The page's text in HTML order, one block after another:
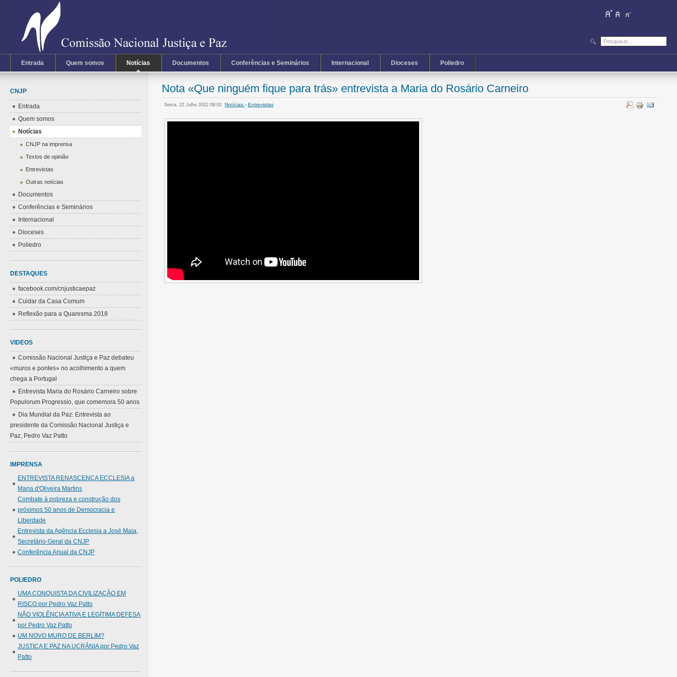
Entrada Quem somos Notícias Documentos Conferências e Seminários Internacional Dioceses Poliedro
Nota «Que ninguém fique para trás» entrevista a Maria do Rosário Carneiro
Sexta, 22 Julho 2022 09:02 Notícias - Entrevistas
CNJP
Entrada
Quem somos
Notícias
CNJP na imprensa
Textos de opinião
Entrevistas
Outras notícias
Documentos
Conferências e Seminários
Internacional
Dioceses
Poliedro
DESTAQUES
facebook.com/cnjusticaepaz
Cuidar da Casa Comum
Reflexão para a Quaresma 2018
VIDEOS
Comissão Nacional Justiça e Paz debateu
«muros e pontes» no acolhimento a quem
chega a Portugal
Entrevista Maria do Rosário Carneiro sobre
Populorum Progressio, que comemora 50 anos
Dia Mundial da Paz. Entrevista ao
presidente da Comissão Nacional Justiça e
Paz, Pedro Vaz Patto
IMPRENSA
ENTREVISTA RENASCENÇA ECCLESIA a
Maria d'Oliveira Martins
Combate à pobreza e construção dos
próximos 50 anos de Democracia e
Liberdade
Entrevista da Agência Ecclesia a José Maia,
Secretário-Geral da CNJP
Conferência Anual da CNJP
POLIEDRO
UMA CONQUISTA DA CIVILIZAÇÃO EM
RISCO por Pedro Vaz Patto
NÃO VIOLÊNCIA ATIVA E LEGÍTIMA DEFESA
por Pedro Vaz Patto
UM NOVO MURO DE BERLIM?
JUSTIÇA E PAZ NA UCRÂNIA por Pedro Vaz
Patto